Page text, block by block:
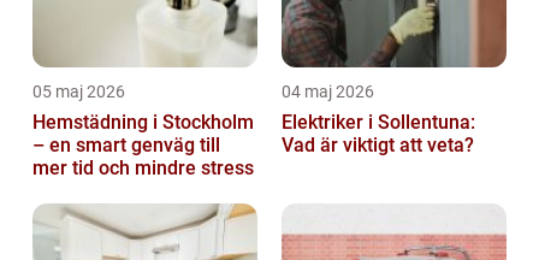
05 maj 2026
Hemstädning i Stockholm
– en smart genväg till
mer tid och mindre stress
04 maj 2026
Elektriker i Sollentuna:
Vad är viktigt att veta?